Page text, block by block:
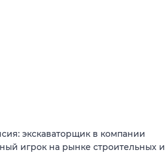
экскаваторщик в компании
игрок на рынке строительных и